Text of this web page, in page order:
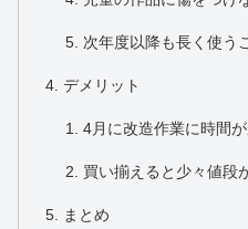
次年度以降も長く使う
デメリット
4月に改造作業に時間
買い揃えると少々値段
まとめ